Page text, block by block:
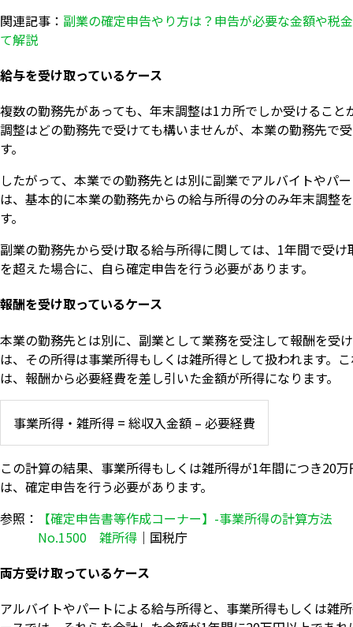
関連記事： 副業の確定申告やり方は？申告が必要な金額や税
て解説
給与を受け取っているケース
複数の勤務先があっても、年末調整は1カ所でしか受けること
調整はどの勤務先で受けても構いませんが、本業の勤務先で
す。
したがって、本業での勤務先とは別に副業でアルバイトやパ
は、基本的に本業の勤務先からの給与所得の分のみ年末調整
す。
副業の勤務先から受け取る給与所得に関しては、1年間で受
を超えた場合に、自ら確定申告を行う必要があります。
報酬を受け取っているケース
本業の勤務先とは別に、副業として業務を受注して報酬を受
は、その所得は事業所得もしくは雑所得として扱われます。
は、報酬から必要経費を差し引いた金額が所得になります。
事業所得・雑所得 = 総収入金額 – 必要経費
この計算の結果、事業所得もしくは雑所得が1年間につき20
は、確定申告を行う必要があります。
参照：
【確定申告書等作成コーナー】-事業所得の計算方法
No.1500 雑所得 ｜国税庁
両方受け取っているケース
アルバイトやパートによる給与所得と、事業所得もしくは雑